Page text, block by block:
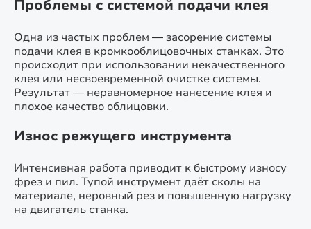
Проблемы с системой подачи клея
Одна из частых проблем — засорение системы
подачи клея в кромкооблицовочных станках. Это
происходит при использовании некачественного
клея или несвоевременной очистке системы.
Результат — неравномерное нанесение клея и
плохое качество облицовки.
Износ режущего инструмента
Интенсивная работа приводит к быстрому износу
фрез и пил. Тупой инструмент даёт сколы на
материале, неровный рез и повышенную нагрузку
на двигатель станка.